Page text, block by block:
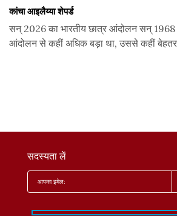
कांचा आइलैय्या शेपर्ड
सन् 2026 का भारतीय छात्र आंदोलन सन् 1968
आंदोलन से कहीं अधिक बड़ा था, उससे कहीं
सदस्यता लें